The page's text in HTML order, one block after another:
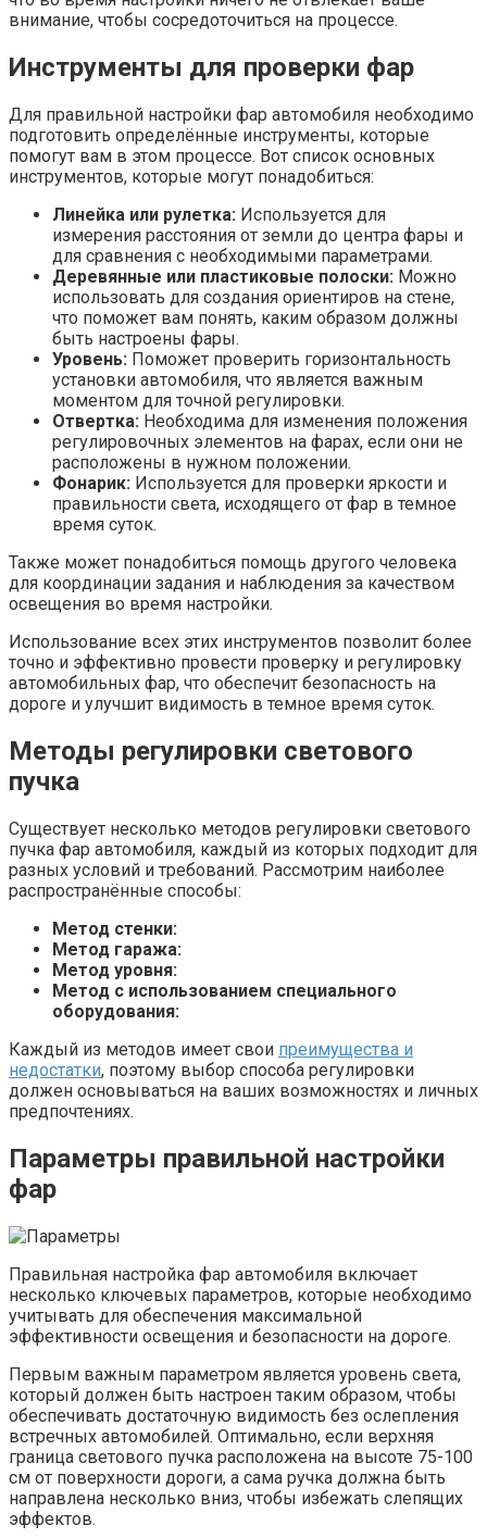
внимание, чтобы сосредоточиться на процессе.
Инструменты для проверки фар
Для правильной настройки фар автомобиля необходимо
подготовить определённые инструменты, которые
помогут вам в этом процессе. Вот список основных
инструментов, которые могут понадобиться:
Линейка или рулетка: Используется для
измерения расстояния от земли до центра фары и
для сравнения с необходимыми параметрами.
Деревянные или пластиковые полоски: Можно
использовать для создания ориентиров на стене,
что поможет вам понять, каким образом должны
быть настроены фары.
Уровень: Поможет проверить горизонтальность
установки автомобиля, что является важным
моментом для точной регулировки.
Отвертка: Необходима для изменения положения
регулировочных элементов на фарах, если они не
расположены в нужном положении.
Фонарик: Используется для проверки яркости и
правильности света, исходящего от фар в темное
время суток.
Также может понадобиться помощь другого человека
для координации задания и наблюдения за качеством
освещения во время настройки.
Использование всех этих инструментов позволит более
точно и эффективно провести проверку и регулировку
автомобильных фар, что обеспечит безопасность на
дороге и улучшит видимость в темное время суток.
Методы регулировки светового
пучка
Существует несколько методов регулировки светового
пучка фар автомобиля, каждый из которых подходит для
разных условий и требований. Рассмотрим наиболее
распространённые способы:
Метод стенки:
Метод гаража:
Метод уровня:
Метод с использованием специального
оборудования:
Каждый из методов имеет свои преимущества и
недостатки, поэтому выбор способа регулировки
должен основываться на ваших возможностях и личных
предпочтениях.
Параметры правильной настройки
фар
Правильная настройка фар автомобиля включает
несколько ключевых параметров, которые необходимо
учитывать для обеспечения максимальной
эффективности освещения и безопасности на дороге.
Первым важным параметром является уровень света,
который должен быть настроен таким образом, чтобы
обеспечивать достаточную видимость без ослепления
встречных автомобилей. Оптимально, если верхняя
граница светового пучка расположена на высоте 75-100
см от поверхности дороги, а сама ручка должна быть
направлена несколько вниз, чтобы избежать слепящих
эффектов.